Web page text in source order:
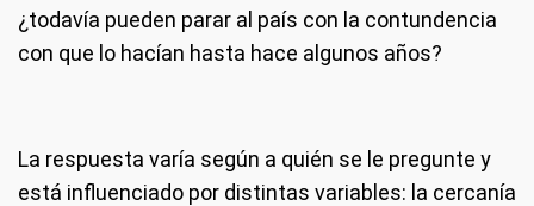
¿todavía pueden parar al país con la contundencia
con que lo hacían hasta hace algunos años?
La respuesta varía según a quién se le pregunte y
está influenciado por distintas variables: la cercanía